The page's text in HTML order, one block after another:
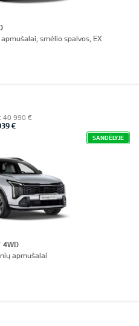
smėlio spalvos, EX
40 990 €
€
SANDĖLYJE
4WD
apmušalai